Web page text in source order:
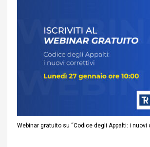
Webinar gratuito su “Codice degli Appalti: i nuovi